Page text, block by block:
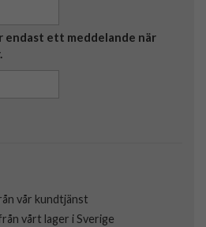
endast ett meddelande när
vår kundtjänst
vårt lager i Sverige